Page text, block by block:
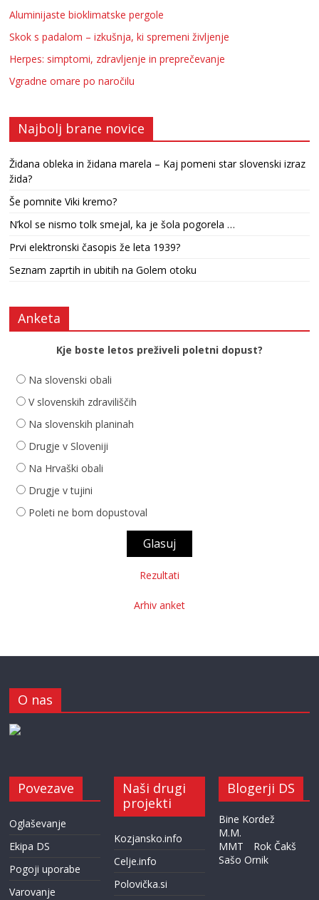
Aluminijaste bioklimatske pergole
Skok s padalom – izkušnja, ki spremeni življenje
Herpes: simptomi, zdravljenje in preprečevanje
Vgradne omare po naročilu
Najbolj brane novice
Židana obleka in židana marela – Kaj pomeni star slovenski izraz
žida?
Še pomnite Viki kremo?
N’kol se nismo tolk smejal, ka je šola pogorela …
Prvi elektronski časopis že leta 1939?
Seznam zaprtih in ubitih na Golem otoku
Anketa
Kje boste letos preživeli poletni dopust?
Na slovenski obali
V slovenskih zdraviliščih
Na slovenskih planinah
Drugje v Sloveniji
Na Hrvaški obali
Drugje v tujini
Poleti ne bom dopustoval
Rezultati
Arhiv anket
O nas
Povezave
Oglaševanje
Ekipa DS
Pogoji uporabe
Varovanje
Naši drugi
projekti
Kozjansko.info
Celje.info
Polovička.si
Blogerji DS
Bine Kordež
M.M.
MMT
Rok Čakš
Sašo Ornik